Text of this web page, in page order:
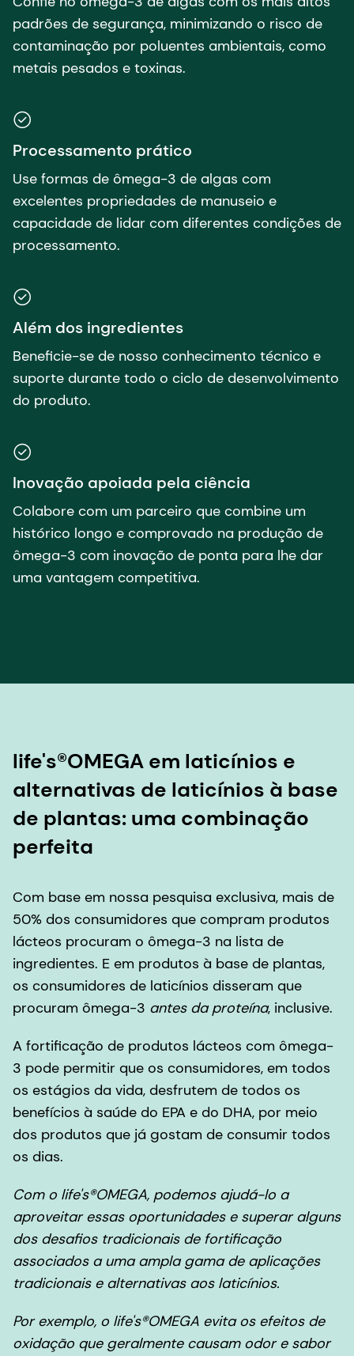
padrões de segurança, minimizando o risco de
contaminação por poluentes ambientais, como
metais pesados e toxinas.
Processamento prático
Use formas de ômega-3 de algas com
excelentes propriedades de manuseio e
capacidade de lidar com diferentes condições de
processamento.
Além dos ingredientes
Beneficie-se de nosso conhecimento técnico e
suporte durante todo o ciclo de desenvolvimento
do produto.
Inovação apoiada pela ciência
Colabore com um parceiro que combine um
histórico longo e comprovado na produção de
ômega-3 com inovação de ponta para lhe dar
uma vantagem competitiva.
life's®OMEGA em laticínios e
alternativas de laticínios à base
de plantas: uma combinação
perfeita
Com base em nossa pesquisa exclusiva, mais de
50% dos consumidores que compram produtos
lácteos procuram o ômega-3 na lista de
ingredientes. E em produtos à base de plantas,
os consumidores de laticínios disseram que
procuram ômega-3 antes da proteína, inclusive.
A fortificação de produtos lácteos com ômega-
3 pode permitir que os consumidores, em todos
os estágios da vida, desfrutem de todos os
benefícios à saúde do EPA e do DHA, por meio
dos produtos que já gostam de consumir todos
os dias.
Com o life's®OMEGA, podemos ajudá-lo a
aproveitar essas oportunidades e superar alguns
dos desafios tradicionais de fortificação
associados a uma ampla gama de aplicações
tradicionais e alternativas aos laticínios.
Por exemplo, o life's®OMEGA evita os efeitos de
oxidação que geralmente causam odor e sabor